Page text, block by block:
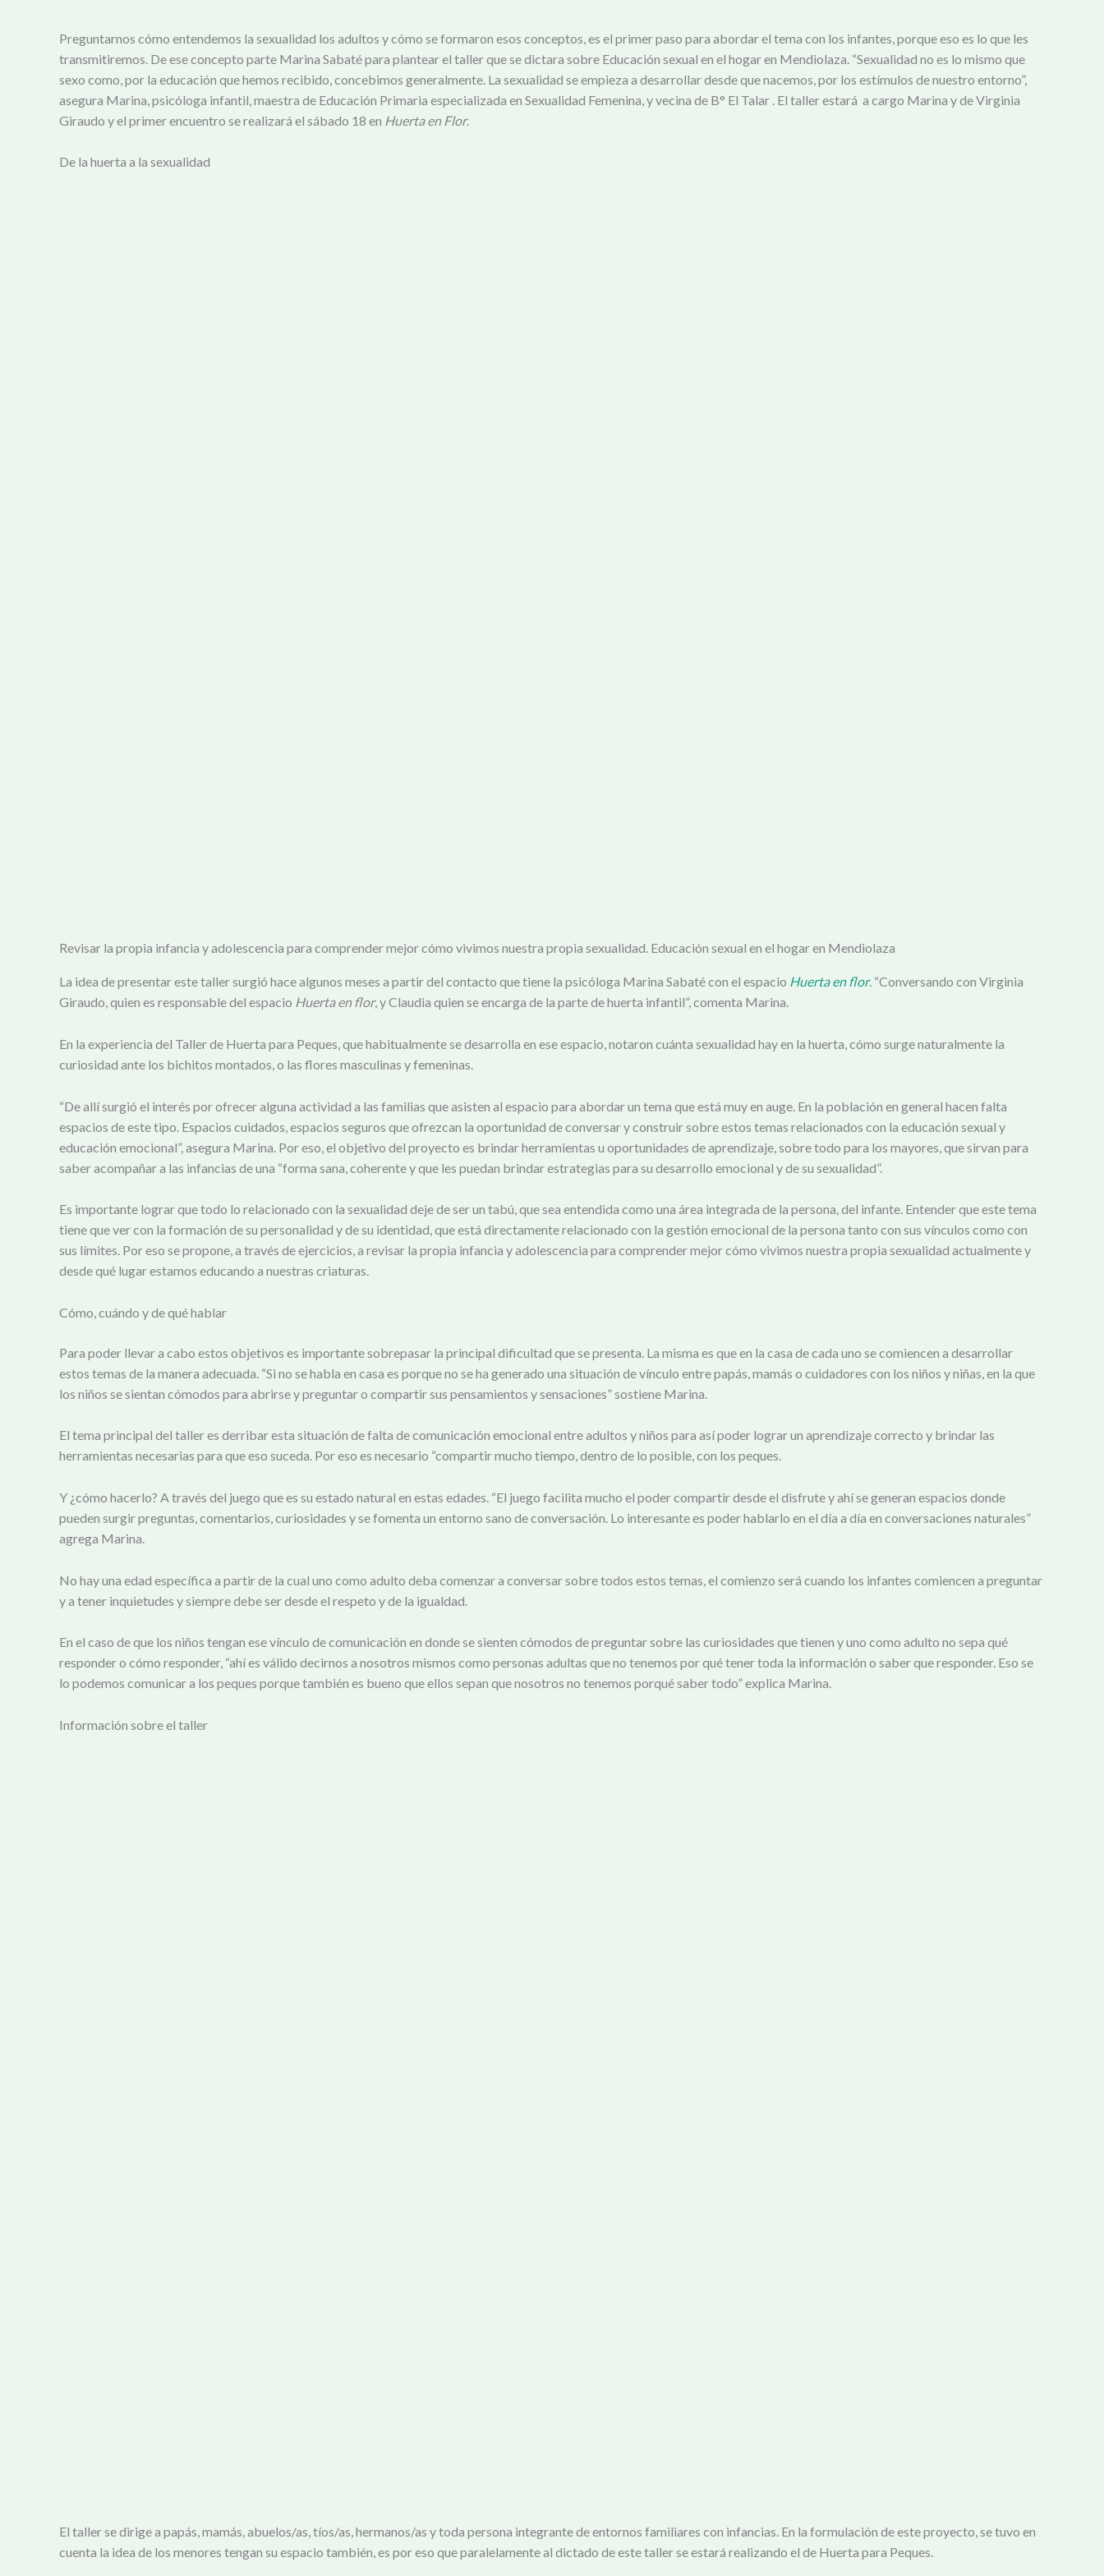
Preguntarnos cómo entendemos la sexualidad los adultos y cómo se formaron esos conceptos, es el primer paso para abordar el tema con los infantes, porque eso es lo que les
transmitiremos. De ese concepto parte Marina Sabaté para plantear el taller que se dictara sobre Educación sexual en el hogar en Mendiolaza. “Sexualidad no es lo mismo que
sexo como, por la educación que hemos recibido, concebimos generalmente. La sexualidad se empieza a desarrollar desde que nacemos, por los estímulos de nuestro entorno”,
asegura Marina, psicóloga infantil, maestra de Educación Primaria especializada en Sexualidad Femenina, y vecina de B° El Talar . El taller estará a cargo Marina y de Virginia
Giraudo y el primer encuentro se realizará el sábado 18 en Huerta en Flor.
De la huerta a la sexualidad
Revisar la propia infancia y adolescencia para comprender mejor cómo vivimos nuestra propia sexualidad. Educación sexual en el hogar en Mendiolaza
La idea de presentar este taller surgió hace algunos meses a partir del contacto que tiene la psicóloga Marina Sabaté con el espacio Huerta en flor. “Conversando con Virginia
Giraudo, quien es responsable del espacio Huerta en flor, y Claudia quien se encarga de la parte de huerta infantil”, comenta Marina.
En la experiencia del Taller de Huerta para Peques, que habitualmente se desarrolla en ese espacio, notaron cuánta sexualidad hay en la huerta, cómo surge naturalmente la
curiosidad ante los bichitos montados, o las flores masculinas y femeninas.
“De allí surgió el interés por ofrecer alguna actividad a las familias que asisten al espacio para abordar un tema que está muy en auge. En la población en general hacen falta
espacios de este tipo. Espacios cuidados, espacios seguros que ofrezcan la oportunidad de conversar y construir sobre estos temas relacionados con la educación sexual y
educación emocional”, asegura Marina. Por eso, el objetivo del proyecto es brindar herramientas u oportunidades de aprendizaje, sobre todo para los mayores, que sirvan para
saber acompañar a las infancias de una “forma sana, coherente y que les puedan brindar estrategias para su desarrollo emocional y de su sexualidad”.
Es importante lograr que todo lo relacionado con la sexualidad deje de ser un tabú, que sea entendida como una área integrada de la persona, del infante. Entender que este tema
tiene que ver con la formación de su personalidad y de su identidad, que está directamente relacionado con la gestión emocional de la persona tanto con sus vínculos como con
sus límites. Por eso se propone, a través de ejercicios, a revisar la propia infancia y adolescencia para comprender mejor cómo vivimos nuestra propia sexualidad actualmente y
desde qué lugar estamos educando a nuestras criaturas.
Cómo, cuándo y de qué hablar
Para poder llevar a cabo estos objetivos es importante sobrepasar la principal dificultad que se presenta. La misma es que en la casa de cada uno se comiencen a desarrollar
estos temas de la manera adecuada. “Si no se habla en casa es porque no se ha generado una situación de vínculo entre papás, mamás o cuidadores con los niños y niñas, en la que
los niños se sientan cómodos para abrirse y preguntar o compartir sus pensamientos y sensaciones” sostiene Marina.
El tema principal del taller es derribar esta situación de falta de comunicación emocional entre adultos y niños para así poder lograr un aprendizaje correcto y brindar las
herramientas necesarias para que eso suceda. Por eso es necesario “compartir mucho tiempo, dentro de lo posible, con los peques.
Y ¿cómo hacerlo? A través del juego que es su estado natural en estas edades. “El juego facilita mucho el poder compartir desde el disfrute y ahí se generan espacios donde
pueden surgir preguntas, comentarios, curiosidades y se fomenta un entorno sano de conversación. Lo interesante es poder hablarlo en el día a día en conversaciones naturales”
agrega Marina.
No hay una edad específica a partir de la cual uno como adulto deba comenzar a conversar sobre todos estos temas, el comienzo será cuando los infantes comiencen a preguntar
y a tener inquietudes y siempre debe ser desde el respeto y de la igualdad.
En el caso de que los niños tengan ese vínculo de comunicación en donde se sienten cómodos de preguntar sobre las curiosidades que tienen y uno como adulto no sepa qué
responder o cómo responder, “ahí es válido decirnos a nosotros mismos como personas adultas que no tenemos por qué tener toda la información o saber que responder. Eso se
lo podemos comunicar a los peques porque también es bueno que ellos sepan que nosotros no tenemos porqué saber todo” explica Marina.
Información sobre el taller
El taller se dirige a papás, mamás, abuelos/as, tíos/as, hermanos/as y toda persona integrante de entornos familiares con infancias. En la formulación de este proyecto, se tuvo en
cuenta la idea de los menores tengan su espacio también, es por eso que paralelamente al dictado de este taller se estará realizando el de Huerta para Peques.